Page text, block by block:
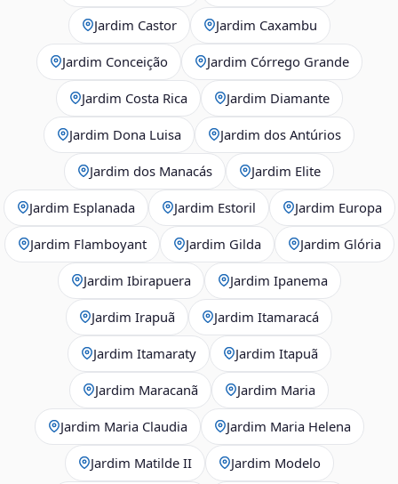
Jardim Castor Jardim Caxambu
Jardim Conceição Jardim Córrego Grande
Jardim Costa Rica Jardim Diamante
Jardim Dona Luisa Jardim dos Antúrios
Jardim dos Manacás Jardim Elite
Jardim Esplanada Jardim Estoril Jardim Europa
Jardim Flamboyant Jardim Gilda Jardim Glória
Jardim Ibirapuera Jardim Ipanema
Jardim Irapuã Jardim Itamaracá
Jardim Itamaraty Jardim Itapuã
Jardim Maracanã Jardim Maria
Jardim Maria Claudia Jardim Maria Helena
Jardim Matilde II Jardim Modelo